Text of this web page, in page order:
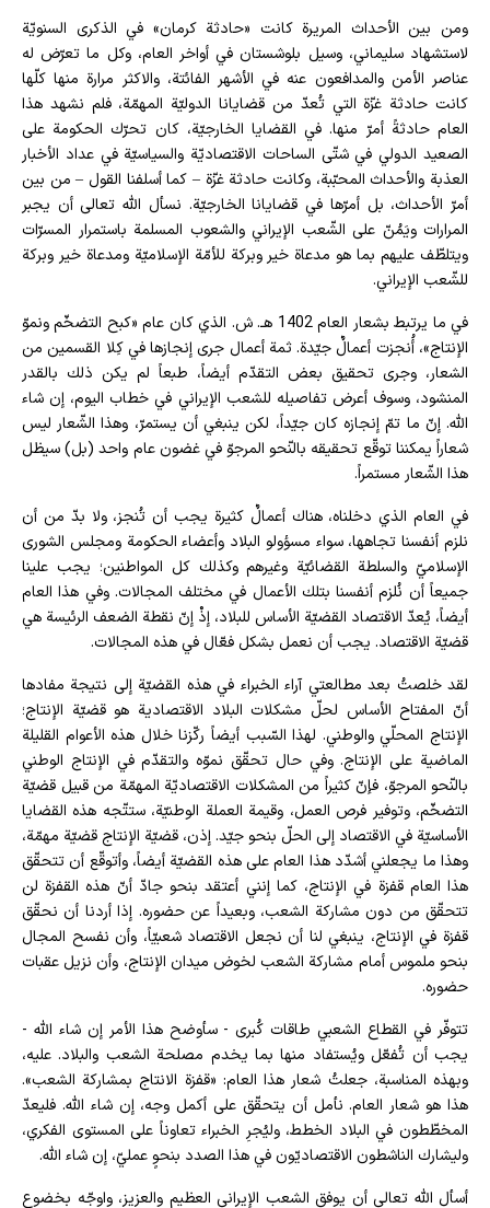
ومن بين الأحداث المريرة كانت «حادثة كرمان» في الذكرى السنويّة
لاستشهاد سليماني، وسيل بلوشستان في أواخر العام، وكل ما تعرّض له
عناصر الأمن والمدافعون عنه في الأشهر الفائتة، والاكثر مرارة منها كلّها
كانت حادثة غزّة التي تُعدّ من قضايانا الدوليّة المهمّة، فلم نشهد هذا
العام حادثةً أمرّ منها. في القضايا الخارجيّة، كان تحرّك الحكومة على
الصعيد الدولي في شتّى الساحات الاقتصاديّة والسياسيّة في عداد الأخبار
العذبة والأحداث المحبّبة، وكانت حادثة غزّة – كما أسلفنا القول – من بين
أمرّ الأحداث، بل أمرّها في قضايانا الخارجيّة. نسأل الله تعالى أن يجبر
المرارات ويَمُنّ على الشّعب الإيراني والشعوب المسلمة باستمرار المسرّات
ويتلطّف عليهم بما هو مدعاة خير وبركة للأمّة الإسلاميّة ومدعاة خير وبركة
للشّعب الإيراني.
في ما يرتبط بشعار العام 1402 هـ. ش. الذي كان عام «كبح التضخّم ونموّ
الإنتاج»، أُنجزت أعمالٌ جيّدة. ثمة أعمال جرى إنجازها في كِلا القسمين من
الشعار، وجرى تحقيق بعض التقدّم أيضاً، طبعاً لم يكن ذلك بالقدر
المنشود، وسوف أعرض تفاصيله للشعب الإيراني في خطاب اليوم، إن شاء
الله. إنّ ما تمّ إنجازه كان جيّداً، لكن ينبغي أن يستمرّ، وهذا الشّعار ليس
شعاراً يمكننا توقّع تحقيقه بالنّحو المرجوّ في غضون عام واحد (بل) سيظل
هذا الشّعار مستمراً.
في العام الذي دخلناه، هناك أعمالٌ كثيرة يجب أن تُنجز، ولا بدّ من أن
نلزم أنفسنا تجاهها، سواء مسؤولو البلاد وأعضاء الحكومة ومجلس الشورى
الإسلاميّ والسلطة القضائيّة وغيرهم وكذلك كل المواطنين؛ يجب علينا
جميعاً أن نُلزم أنفسنا بتلك الأعمال في مختلف المجالات. وفي هذا العام
أيضاً، يُعدّ الاقتصاد القضيّة الأساس للبلاد، إذْ إنّ نقطة الضعف الرئيسة هي
قضيّة الاقتصاد. يجب أن نعمل بشكل فعّال في هذه المجالات.
لقد خلصتُ بعد مطالعتي آراء الخبراء في هذه القضيّة إلى نتيجة مفادها
أنّ المفتاح الأساس لحلّ مشكلات البلاد الاقتصادية هو قضيّة الإنتاج؛
الإنتاج المحلّي والوطني. لهذا السّبب أيضاً ركّزنا خلال هذه الأعوام القليلة
الماضية على الإنتاج. وفي حال تحقّق نموّه والتقدّم في الإنتاج الوطني
بالنّحو المرجوّ، فإنّ كثيراً من المشكلات الاقتصاديّة المهمّة من قبيل قضيّة
التضخّم، وتوفير فرص العمل، وقيمة العملة الوطنيّة، ستتّجه هذه القضايا
الأساسيّة في الاقتصاد إلى الحلّ بنحو جيّد. إذن، قضيّة الإنتاج قضيّة مهمّة،
وهذا ما يجعلني أشدّد هذا العام على هذه القضيّة أيضاً، وأتوقّع أن تتحقّق
هذا العام قفزة في الإنتاج، كما إنني أعتقد بنحو جادّ أنّ هذه القفزة لن
تتحقّق من دون مشاركة الشعب، وبعيداً عن حضوره. إذا أردنا أن نحقّق
قفزة في الإنتاج، ينبغي لنا أن نجعل الاقتصاد شعبيّاً، وأن نفسح المجال
بنحو ملموس أمام مشاركة الشعب لخوض ميدان الإنتاج، وأن نزيل عقبات
حضوره.
تتوفّر في القطاع الشعبي طاقات كُبرى - سأوضح هذا الأمر إن شاء الله -
يجب أن تُفعّل ويُستفاد منها بما يخدم مصلحة الشعب والبلاد. عليه،
وبهذه المناسبة، جعلتُ شعار هذا العام: «قفزة الانتاج بمشاركة الشعب».
هذا هو شعار العام. نأمل أن يتحقّق على أكمل وجه، إن شاء الله. فليعدّ
المخطّطون في البلاد الخطط، وليُجرِ الخبراء تعاوناً على المستوى الفكري،
وليشارك الناشطون الاقتصاديّون في هذا الصدد بنحوٍ عمليّ، إن شاء الله.
أسأل الله تعالى أن يوفق الشعب الإيراني العظيم والعزيز، واوجّه بخضوع